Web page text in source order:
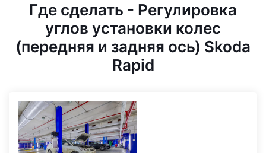
Где сделать - Регулировка
углов установки колес
(передняя и задняя ось) Skoda
Rapid